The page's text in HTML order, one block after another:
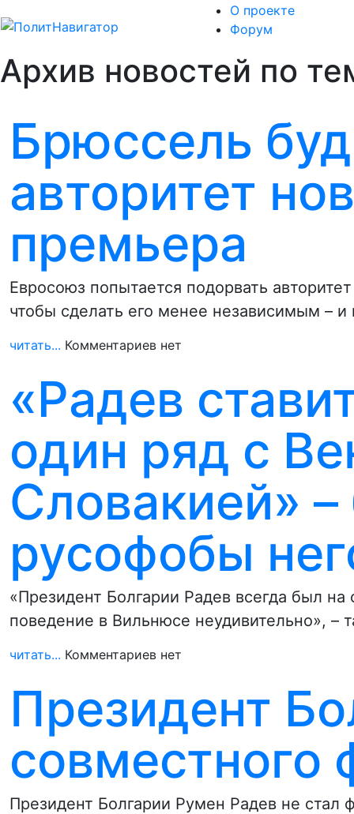
О проекте
Форум
Архив новостей по
Брюссель
авторитет
премьера
Евросоюз попытается подорвать
чтобы сделать его менее независимым – и
читать... Комментариев нет
«Радев
один ряд с
Словакией» –
русофобы
«Президент Болгарии Радев всегда был
поведение в Вильнюсе неудивительно», –
читать... Комментариев нет
Президент
совместного
Президент Болгарии Румен Радев не стал